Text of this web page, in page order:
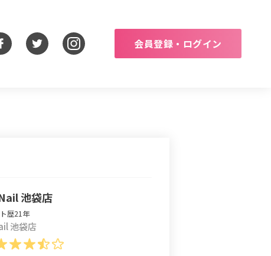
会員登録・ログイン
池袋店
歴21年
池袋店